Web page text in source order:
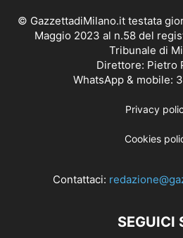
© GazzettadiMilano.it testata
Maggio 2023 al n.58 del
Tribunale di
Direttore: Pietro
WhatsApp & mobile:
Privacy
Cookies
Contattaci:
SEGUICI